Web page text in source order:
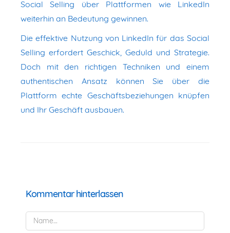
Social Selling über Plattformen wie LinkedIn
weiterhin an Bedeutung gewinnen.
Die effektive Nutzung von LinkedIn für das Social
Selling erfordert Geschick, Geduld und Strategie.
Doch mit den richtigen Techniken und einem
authentischen Ansatz können Sie über die
Plattform echte Geschäftsbeziehungen knüpfen
und Ihr Geschäft ausbauen.
Kommentar hinterlassen